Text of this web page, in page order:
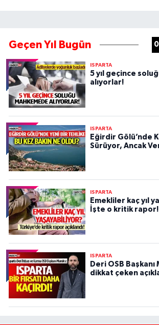
Geçen Yıl Bugün
ISPARTA
5 yıl geçince
alıyorlar!
ISPARTA
Eğirdir Gölü’nde
Sürüyor, Ancak
ISPARTA
Emekliler kaç yıl
İşte o kritik rapor!
ISPARTA
Deri OSB Başkanı
dikkat çeken